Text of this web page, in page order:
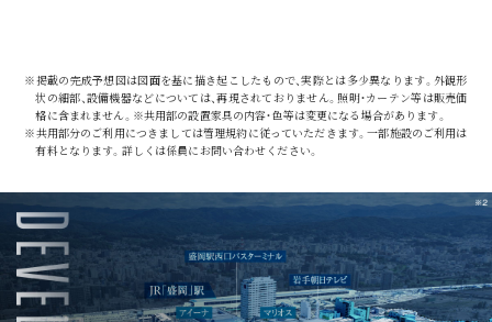
※掲載の完成予想図は図面を基に描き起こしたもので、実際とは多少異なります。外観形
状の細部、設備機器などについては、再現されておりません。照明・カーテン等は販売価
格に含まれません。※共用部の設置家具の内容・色等は変更になる場合があります。
※共用部分のご利用につきましては管理規約に従っていただきます。一部施設のご利用は
有料となります。詳しくは係員にお問い合わせください。